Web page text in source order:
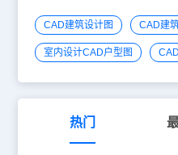
CAD建筑设计图 CAD建
室内设计CAD户型图
热门